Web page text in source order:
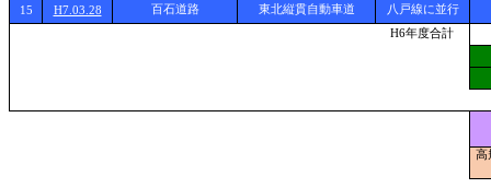
15 H7.03.28 百石道路 東北縦貫自動車道
八戸線に並行
H6年度合計
高